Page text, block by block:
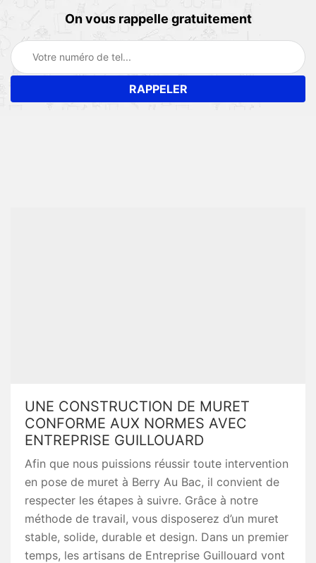
On vous rappelle gratuitement
UNE CONSTRUCTION DE MURET
CONFORME AUX NORMES AVEC
ENTREPRISE GUILLOUARD
Afin que nous puissions réussir toute intervention
en pose de muret à Berry Au Bac, il convient de
respecter les étapes à suivre. Grâce à notre
méthode de travail, vous disposerez d’un muret
stable, solide, durable et design. Dans un premier
temps, les artisans de Entreprise Guillouard vont